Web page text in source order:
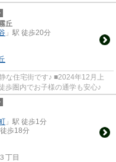
丘
」駅 徒歩20分
な住宅街です♪ ■2024年12月上
歩圏内でお子様の通学も安心♪
」駅 徒歩1分
徒歩18分
３丁目